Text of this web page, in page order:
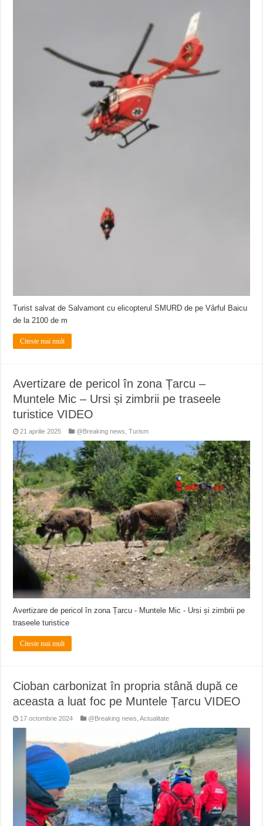
ANUNȚ OPRIRE APĂ în Reșița – avarie – 04.08.2026 – str. Văliugului și
ANUNŢ OPRIRE APĂ în CARANSEBEȘ – 04.08.2026 – avarie – Calea
Turist salvat de Salvamont cu elicopterul SMURD de pe Vârful Baicu
de la 2100 de m
Citeste mai mult
Avertizare de pericol în zona Țarcu –
Muntele Mic – Ursi și zimbrii pe traseele
turistice VIDEO
21 aprilie 2025 @Breaking news ,Turism
Avertizare de pericol în zona Țarcu - Muntele Mic - Ursi și zimbrii pe
traseele turistice
Citeste mai mult
Cioban carbonizat în propria stână după ce
aceasta a luat foc pe Muntele Țarcu VIDEO
17 octombrie 2024 @Breaking news ,Actualitate